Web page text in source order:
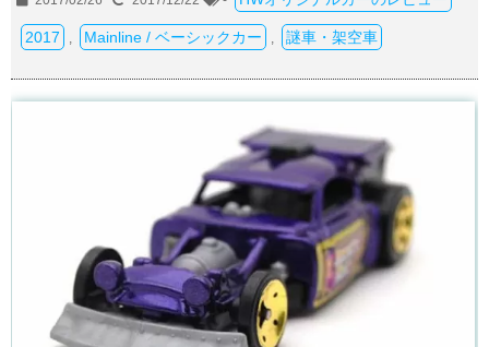
2017 Mainline / ベーシックカー 謎車・架空車